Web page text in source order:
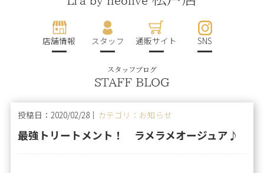
店舗情報 スタッフ 通販サイト SNS
スタッフブログ
STAFF BLOG
投稿日：2020/02/28｜ カテゴリ：お知らせ
最強トリートメント！ ラメラメオージュア♪